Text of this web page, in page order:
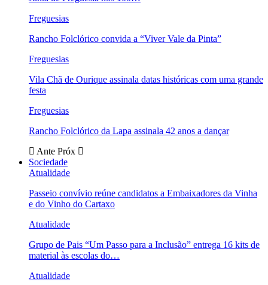
Freguesias
Rancho Folclórico convida a “Viver Vale da Pinta”
Freguesias
Vila Chã de Ourique assinala datas históricas com uma grande
festa
Freguesias
Rancho Folclórico da Lapa assinala 42 anos a dançar
Ante Próx
Sociedade
Atualidade
Passeio convívio reúne candidatos a Embaixadores da Vinha
e do Vinho do Cartaxo
Atualidade
Grupo de Pais “Um Passo para a Inclusão” entrega 16 kits de
material às escolas do…
Atualidade